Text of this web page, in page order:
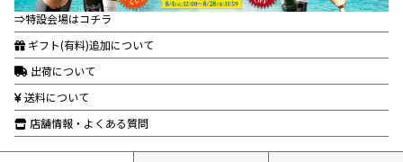
⇒特設会場はコチラ
ギフト(有料)追加について
出荷について
送料について
店舗情報・よくある質問